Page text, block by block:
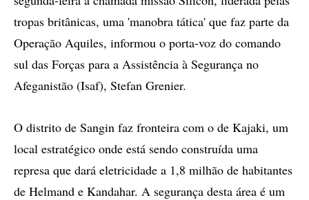
tropas britânicas, uma 'manobra tática' que faz parte da
Operação Aquiles, informou o porta-voz do comando
sul das Forças para a Assistência à Segurança no
Afeganistão (Isaf), Stefan Grenier.
O distrito de Sangin faz fronteira com o de Kajaki, um
local estratégico onde está sendo construída uma
represa que dará eletricidade a 1,8 milhão de habitantes
de Helmand e Kandahar. A segurança desta área é um